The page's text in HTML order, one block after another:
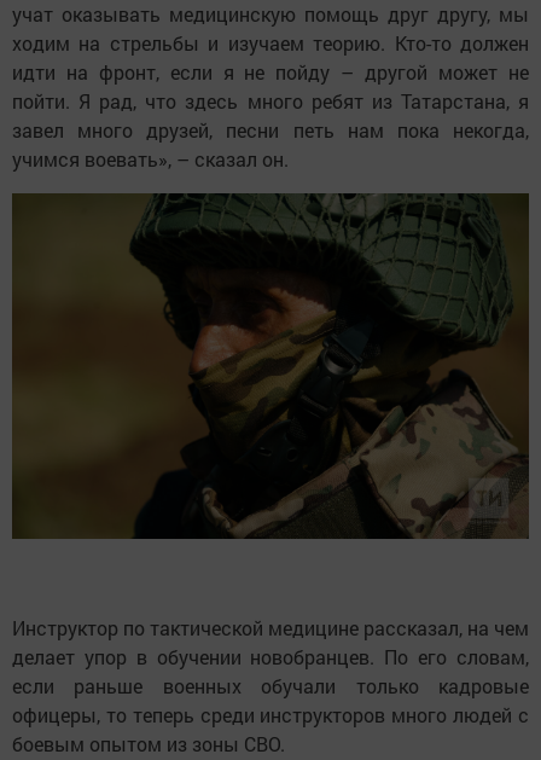
учат оказывать медицинскую помощь друг другу, мы
ходим на стрельбы и изучаем теорию. Кто-то должен
идти на фронт, если я не пойду – другой может не
пойти. Я рад, что здесь много ребят из Татарстана, я
завел много друзей, песни петь нам пока некогда,
учимся воевать», – сказал он.
Инструктор по тактической медицине рассказал, на чем
делает упор в обучении новобранцев. По его словам,
если раньше военных обучали только кадровые
офицеры, то теперь среди инструкторов много людей с
боевым опытом из зоны СВО.